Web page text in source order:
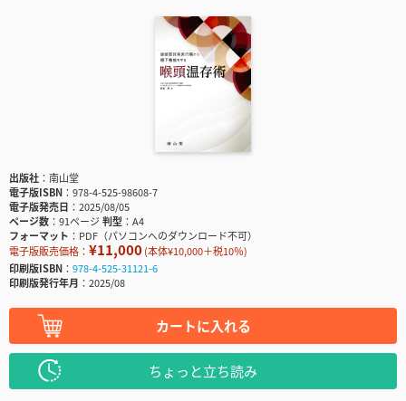
出版社
南山堂
電子版ISBN
978-4-525-98608-7
電子版発売日
2025/08/05
ページ数
91ページ判型
A4
フォーマット
PDF（パソコンへのダウンロード不可）
電子版販売価格： ¥11,000(本体¥10,000＋税10％)
印刷版ISBN
978-4-525-31121-6
印刷版発行年月
2025/08
カートに入れる
ちょっと立ち読み